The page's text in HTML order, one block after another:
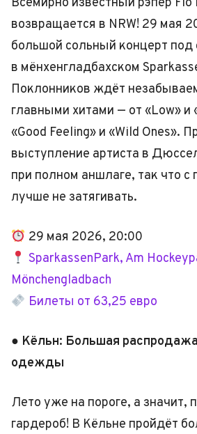
Всемирно известный рэпер Flo
возвращается в NRW! 29 мая
большой сольный концерт
в мёнхенгладбахском
Поклонников ждёт
главными хитами — от «Low» и
«Good Feeling» и «Wild Ones».
выступление артиста в
при полном аншлаге, так что с
лучше не затягивать.
29 мая 2026, 20:00
SparkassenPark, Am
Mönchengladbach
Билеты от 63,25 евро
● Кёльн: Большая
одежды
Лето уже на пороге, а значит,
гардероб! В Кёльне пройдёт